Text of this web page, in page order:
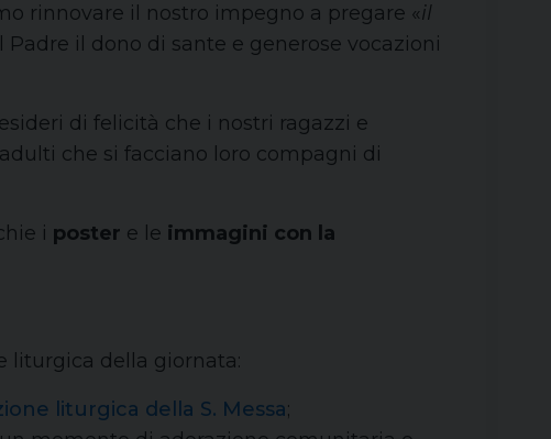
rinnovare il nostro impegno a pregare «il
Padre il dono di sante e generose vocazioni
di felicità che i nostri ragazzi e
che si facciano loro compagni di
i poster e le immagini con la
liturgica della giornata:
liturgica della S. Messa;